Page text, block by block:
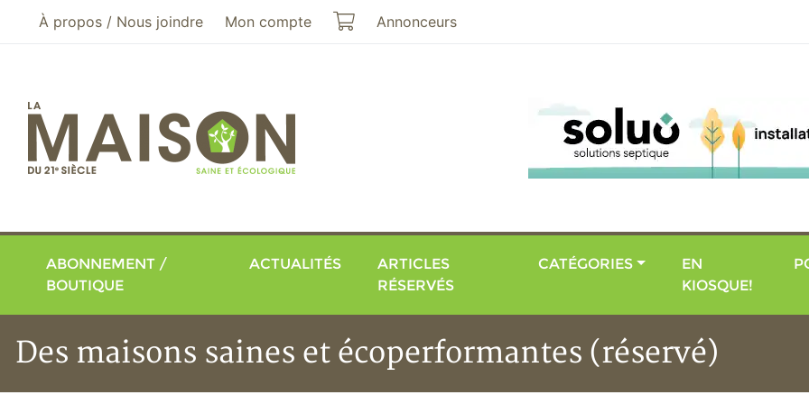
Aller au menu principal
Aller au contenu principal
À propos / Nous joindre Mon compte Mon panier
Annonceurs
ABONNEMENT /
BOUTIQUE
ACTUALITÉS
ARTICLES
RÉSERVÉS
CATÉGORIES
EN
KIOSQUE!
Des maisons saines et écoperformantes (réservé)